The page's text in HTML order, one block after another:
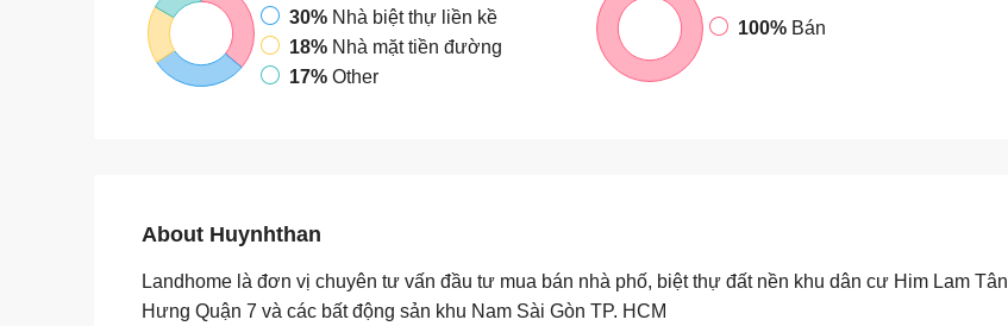
30% Nhà biệt thự liền kề
18% Nhà mặt tiền đường
17% Other
100% Bán
About Huynhthan
Landhome là đơn vị chuyên tư vấn đầu tư mua bán nhà phố, biệt thự đất nền khu dân cư Him Lam Tân
Hưng Quận 7 và các bất động sản khu Nam Sài Gòn TP. HCM